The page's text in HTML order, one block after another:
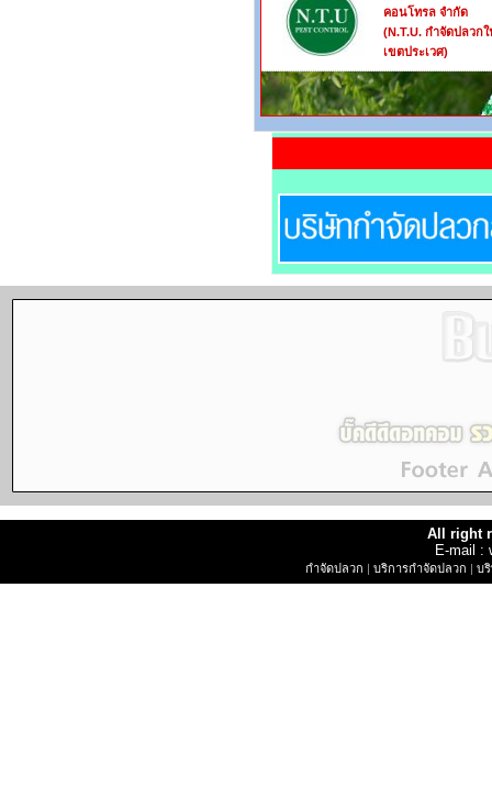
คอนโทรล จำกัด
(N.T.U. กำจัดปลวก
เขตประเวศ)
All right
E-mail :
กำจัดปลวก | บริการกำจัดปลวก | บ